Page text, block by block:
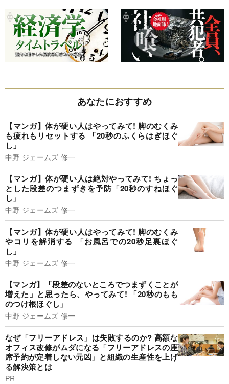
あなたにおすすめ
【マンガ】体が硬い人はやってみて! 脚のむくみ
も疲れもリセットする 「20秒のふくらはぎほぐ
し」
中野 ジェームズ 修一
【マンガ】体が硬い人は絶対やってみて! ちょっ
とした段差のつまずきを予防「20秒のすねほぐ
し」
中野 ジェームズ 修一
【マンガ】体が硬い人はやってみて! 脚のむくみ
やコリを解消する 「お風呂での20秒足裏ほぐ
し」
中野 ジェームズ 修一
【マンガ】「段差のないところでつまずくことが
増えた」と思ったら、やってみて! 「20秒のもも
のつけ根ほぐし」
中野 ジェームズ 修一
なぜ「フリーアドレス」は失敗するのか? 高額な
オフィス改修がムダになる「フリーアドレスの座
席予約が定着しない元凶」と組織の生産性を上げ
る解決策とは
PR